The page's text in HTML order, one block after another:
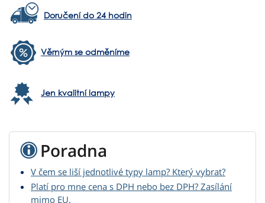
Doručení do 24 hodin
Věrným se odměníme
Jen kvalitní lampy
Poradna
V čem se liší jednotlivé typy lamp? Který vybrat?
Platí pro mne cena s DPH nebo bez DPH? Zasílání
mimo EU.